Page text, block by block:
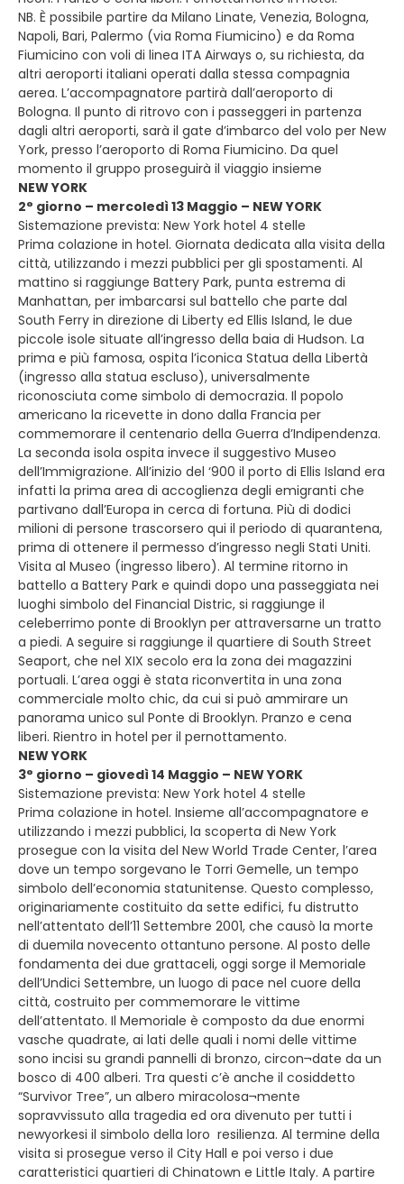
NB. È possibile partire da Milano Linate, Venezia, Bologna,
Napoli, Bari, Palermo (via Roma Fiumicino) e da Roma
Fiumicino con voli di linea ITA Airways o, su richiesta, da
altri aeroporti italiani operati dalla stessa compagnia
aerea. L’accompagnatore partirà dall’aeroporto di
Bologna. Il punto di ritrovo con i passeggeri in partenza
dagli altri aeroporti, sarà il gate d’imbarco del volo per New
York, presso l’aeroporto di Roma Fiumicino. Da quel
momento il gruppo proseguirà il viaggio insieme
NEW YORK
2° giorno – mercoledì 13 Maggio – NEW YORK
Sistemazione prevista: New York hotel 4 stelle
Prima colazione in hotel. Giornata dedicata alla visita della
città, utilizzando i mezzi pubblici per gli spostamenti. Al
mattino si raggiunge Battery Park, punta estrema di
Manhattan, per imbarcarsi sul battello che parte dal
South Ferry in direzione di Liberty ed Ellis Island, le due
piccole isole situate all’ingresso della baia di Hudson. La
prima e più famosa, ospita l’iconica Statua della Libertà
(ingresso alla statua escluso), universalmente
riconosciuta come simbolo di democrazia. Il popolo
americano la ricevette in dono dalla Francia per
commemorare il centenario della Guerra d’Indipendenza.
La seconda isola ospita invece il suggestivo Museo
dell’Immigrazione. All’inizio del ‘900 il porto di Ellis Island era
infatti la prima area di accoglienza degli emigranti che
partivano dall’Europa in cerca di fortuna. Più di dodici
milioni di persone trascorsero qui il periodo di quarantena,
prima di ottenere il permesso d’ingresso negli Stati Uniti.
Visita al Museo (ingresso libero). Al termine ritorno in
battello a Battery Park e quindi dopo una passeggiata nei
luoghi simbolo del Financial Distric, si raggiunge il
celeberrimo ponte di Brooklyn per attraversarne un tratto
a piedi. A seguire si raggiunge il quartiere di South Street
Seaport, che nel XIX secolo era la zona dei magazzini
portuali. L’area oggi è stata riconvertita in una zona
commerciale molto chic, da cui si può ammirare un
panorama unico sul Ponte di Brooklyn. Pranzo e cena
liberi. Rientro in hotel per il pernottamento.
NEW YORK
3° giorno – giovedì 14 Maggio – NEW YORK
Sistemazione prevista: New York hotel 4 stelle
Prima colazione in hotel. Insieme all’accompagnatore e
utilizzando i mezzi pubblici, la scoperta di New York
prosegue con la visita del New World Trade Center, l’area
dove un tempo sorgevano le Torri Gemelle, un tempo
simbolo dell’economia statunitense. Questo complesso,
originariamente costituito da sette edifici, fu distrutto
nell’attentato dell’11 Settembre 2001, che causò la morte
di duemila novecento ottantuno persone. Al posto delle
fondamenta dei due grattaceli, oggi sorge il Memoriale
dell’Undici Settembre, un luogo di pace nel cuore della
città, costruito per commemorare le vittime
dell’attentato. Il Memoriale è composto da due enormi
vasche quadrate, ai lati delle quali i nomi delle vittime
sono incisi su grandi pannelli di bronzo, circon¬date da un
bosco di 400 alberi. Tra questi c’è anche il cosiddetto
“Survivor Tree”, un albero miracolosa¬mente
sopravvissuto alla tragedia ed ora divenuto per tutti i
newyorkesi il simbolo della loro resilienza. Al termine della
visita si prosegue verso il City Hall e poi verso i due
caratteristici quartieri di Chinatown e Little Italy. A partire